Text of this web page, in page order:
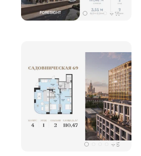
+ 11
+ 5